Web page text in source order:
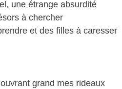
une étrange absurdité
à chercher
et des filles à caresser
grand mes rideaux